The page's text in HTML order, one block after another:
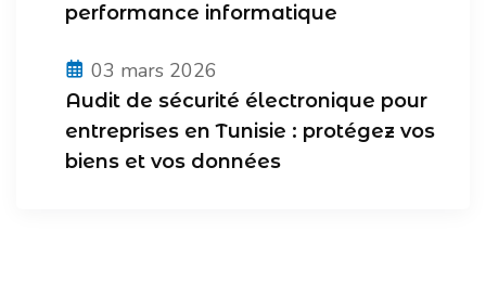
performance informatique
03 mars 2026
Audit de sécurité électronique pour
entreprises en Tunisie : protégez vos
biens et vos données